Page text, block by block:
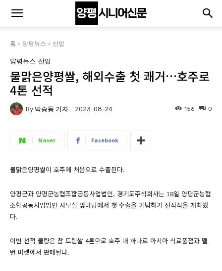
홈 양평뉴스 산업
양평뉴스 산업
물맑은양평쌀, 해외수출 첫 쾌거…호주로
4톤 선적
By 박승동 기자 2023-08-24 0
156
Naver Facebook
물맑은양평쌀이 호주에 처음으로 수출된다.
양평군과 양평군농협조합공동사업법인, 경기도주식회사는 18일 양평군농협
조합공동사업법인 사무실 앞마당에서 첫 수출을 기념하기 선적식을 개최했
다.
이번 선적 물량은 참 드림쌀 4톤으로 호주 내 하나로 아시아 식료품점과 멜
번 마켓에서 판매된다.